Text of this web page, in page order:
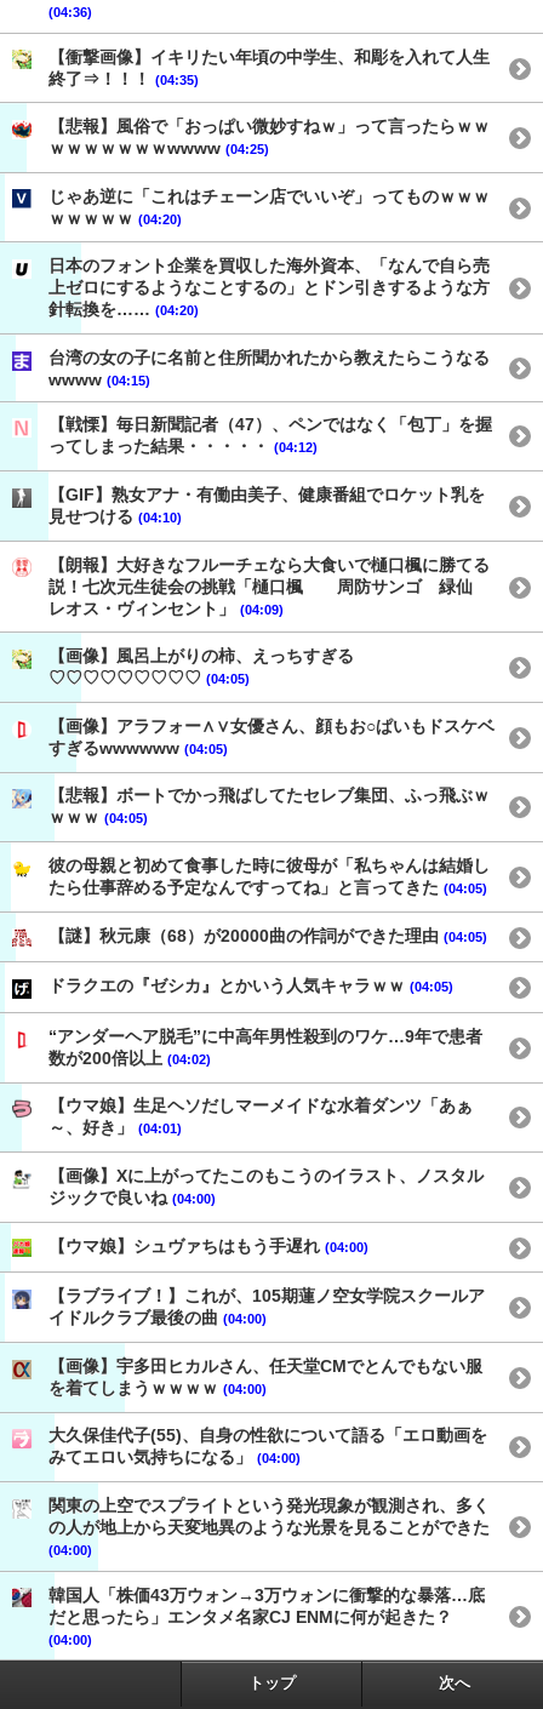
(04:36)
【衝撃画像】イキリたい年頃の中学生、和彫を入れて人生
終了⇒！！！
(04:35)
【悲報】風俗で「おっぱい微妙すねｗ」って言ったらｗｗ
ｗｗｗｗｗｗｗwwww (04:25)
じゃあ逆に「これはチェーン店でいいぞ」ってものｗｗｗ
ｗｗｗｗｗ (04:20)
日本のフォント企業を買収した海外資本、「なんで自ら売
上ゼロにするようなことするの」とドン引きするような方
針転換を…… (04:20)
台湾の女の子に名前と住所聞かれたから教えたらこうなる
wwww (04:15)
【戦慄】毎日新聞記者（47）、ペンではなく「包丁」を握
ってしまった結果・・・・・
(04:12)
【GIF】熟女アナ・有働由美子、健康番組でロケット乳を
見せつける (04:10)
【朗報】大好きなフルーチェなら大食いで樋口楓に勝てる
説！七次元生徒会の挑戦「樋口楓 周防サンゴ 緑仙
レオス・ヴィンセント」
(04:09)
【画像】風呂上がりの柿、えっちすぎる
♡♡♡♡♡♡♡♡♡ (04:05)
【画像】アラフォー∧∨女優さん、顔もお○ぱいもドスケベ
すぎるwwwwww (04:05)
【悲報】ボートでかっ飛ばしてたセレブ集団、ふっ飛ぶｗ
ｗｗｗ (04:05)
彼の母親と初めて食事した時に彼母が「私ちゃんは結婚し
たら仕事辞める予定なんですってね」と言ってきた (04:05)
【謎】秋元康（68）が20000曲の作詞ができた理由 (04:05)
ドラクエの『ゼシカ』とかいう人気キャラｗｗ (04:05)
“アンダーヘア脱毛”に中高年男性殺到のワケ…9年で患者
数が200倍以上 (04:02)
【ウマ娘】生足ヘソだしマーメイドな水着ダンツ「あぁ
～、好き」
(04:01)
【画像】Xに上がってたこのもこうのイラスト、ノスタル
ジックで良いね (04:00)
【ウマ娘】シュヴァちはもう手遅れ (04:00)
【ラブライブ！】これが、105期蓮ノ空女学院スクールア
イドルクラブ最後の曲 (04:00)
【画像】宇多田ヒカルさん、任天堂CMでとんでもない服
を着てしまうｗｗｗｗ (04:00)
大久保佳代子(55)、自身の性欲について語る「エロ動画を
みてエロい気持ちになる」
(04:00)
関東の上空でスプライトという発光現象が観測され、多く
の人が地上から天変地異のような光景を見ることができた
(04:00)
韓国人「株価43万ウォン→3万ウォンに衝撃的な暴落…底
だと思ったら」エンタメ名家CJ ENMに何が起きた？
(04:00)
トップ 次へ